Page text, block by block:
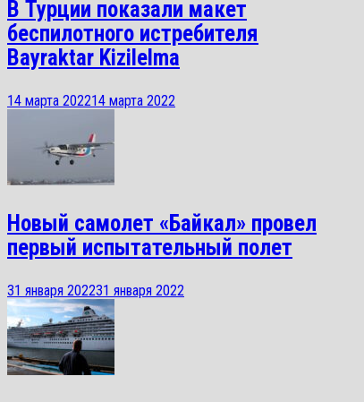
В Турции показали макет
беспилотного истребителя
Bayraktar Kizilelma
14 марта 202214 марта 2022
Новый самолет «Байкал» провел
первый испытательный полет
31 января 202231 января 2022